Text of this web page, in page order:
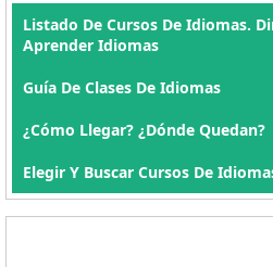
Listado De Cursos De Idiomas.
Aprender Idiomas
Guía De Clases De Idiomas
¿Cómo Llegar? ¿Dónde Quedan?
Elegir Y Buscar Cursos De